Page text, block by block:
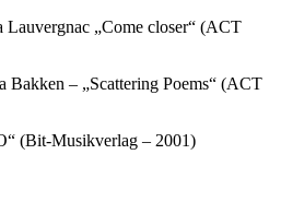
„Come closer“ (ACT
Bakken – „Scattering Poems“ (ACT
(Bit-Musikverlag – 2001)